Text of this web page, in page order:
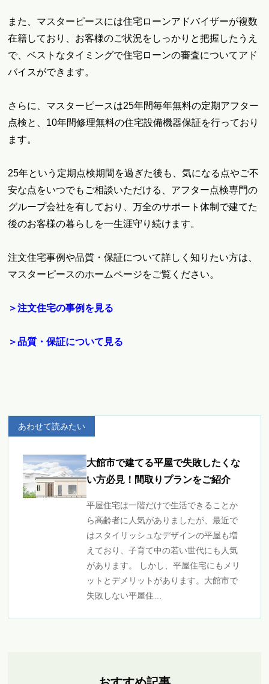
また、マスターピースには住宅ローンアドバイザーが複数
在籍しており、お客様のご状況をしっかりと把握したうえ
で、ベストなタイミングで住宅ローンの審査についてアド
バイスができます。
さらに、マスターピースは25年間毎年無料の定期アフター
点検と、10年間修理無料の住宅設備機器保証を行っており
ます。
25年という定期点検期間を過ぎた後も、気になる点やご不
安な点をいつでもご相談いただける、アフター点検専門の
グループ会社を有しており、万全のサポート体制で建てた
後のお客様の暮らしを一生涯守り続けます。
注文住宅事例や品質・保証について詳しく知りたい方は、
マスターピースのホームページをご覧ください。
＞注文住宅の事例を見る
＞品質・保証について見る
あわせて読みたい
大館市で建てる平屋で失敗したくな
い方必見！間取りプランをご紹介
平屋住宅は一階だけで生活できることか
ら高齢者に人気がありましたが、最近で
はスタイリッシュなデザインの平屋も増
えており、子育て中の若い世代にも人気
があります。 しかし、平屋住宅にもメリ
ットとデメリットがあります。大館市で
失敗しない平屋住…